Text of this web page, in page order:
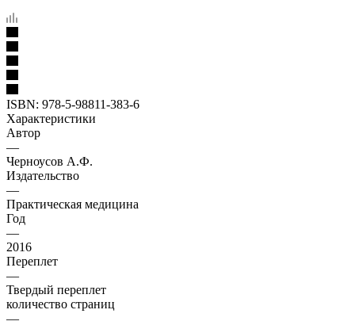
ISBN: 978-5-98811-383-6
Характеристики
Автор
—
Черноусов А.Ф.
Издательство
—
Практическая медицина
Год
—
2016
Переплет
—
Твердый переплет
количество страниц
—